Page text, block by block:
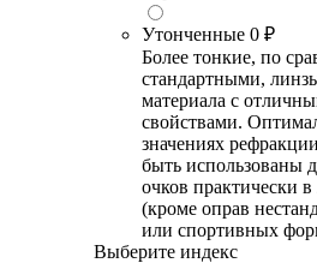
Утонченные 0 ₽
Более тонкие, по
стандартными,
материала с
свойствами.
значениях
быть использованы
очков практически
(кроме оправ
или спортивных
Выберите индекс